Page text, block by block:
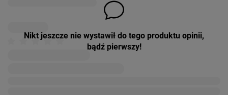
Nikt jeszcze nie wystawił do tego produktu opinii,
bądź pierwszy!